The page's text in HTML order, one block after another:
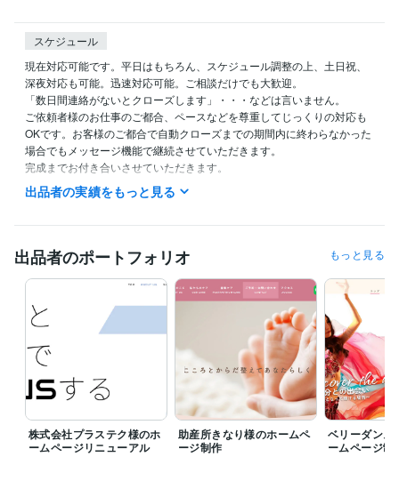
スケジュール
現在対応可能です。平日はもちろん、スケジュール調整の上、土日祝、
深夜対応も可能。迅速対応可能。ご相談だけでも大歓迎。
「数日間連絡がないとクローズします」・・・などは言いません。
ご依頼者様のお仕事のご都合、ペースなどを尊重してじっくりの対応も
OKです。お客様のご都合で自動クローズまでの期間内に終わらなかった
場合でもメッセージ機能で継続させていただきます。
完成までお付き合いさせていただきます。
早めの返信を心がけています。
経験職種
デザイナー / Webデザイナー 経験年数 : 21年
Webサービス・制作 / Webプロデューサー・ディレクター
経験年数 :
Webサービス・制作 / HTMLコーダー・マークアップエンジニア
経
験年数 : 10年
経営・マネジメント / 経営者・CEO・COO 経験年数 : 8年
職歴
株式会社モト企画事務所 1996年8月 ~ 2001年8月
株式会社トランジション 2001年8月 ~ 2014年11月
株式会社リアルオン 2014年12月 ~ 2019年9月
株式会社ウィズスタイル 2019年9月 ~ 現在
出品者の実績をもっと見る
出品者のポートフォリオ もっと見る
株式会社プラステク様のホ
ームページリニューアル
助産所きなり様のホームペ
ージ制作
ベリーダンス
ームページ制